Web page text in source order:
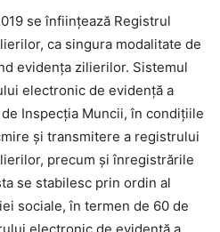
se înfiinţează Registrul
ca singura modalitate de
evidenţa zilierilor. Sistemul
electronic de evidenţă a
Inspecţia Muncii, în condiţiile
şi transmitere a registrului
precum şi înregistrările
se stabilesc prin ordin al
sociale, în termen de 60 de